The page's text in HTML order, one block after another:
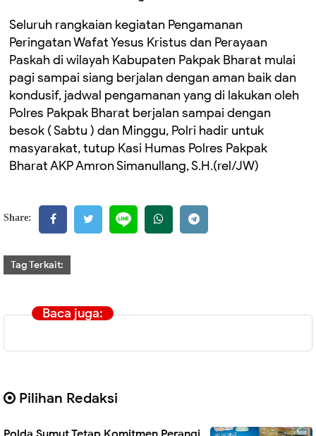
Seluruh rangkaian kegiatan Pengamanan
Peringatan Wafat Yesus Kristus dan Perayaan
Paskah di wilayah Kabupaten Pakpak Bharat mulai
pagi sampai siang berjalan dengan aman baik dan
kondusif, jadwal pengamanan yang di lakukan oleh
Polres Pakpak Bharat berjalan sampai dengan
besok ( Sabtu ) dan Minggu, Polri hadir untuk
masyarakat, tutup Kasi Humas Polres Pakpak
Bharat AKP Amron Simanullang, S.H.(rel/JW)
Share:
Tag Terkait:
Baca juga:
Pilihan Redaksi